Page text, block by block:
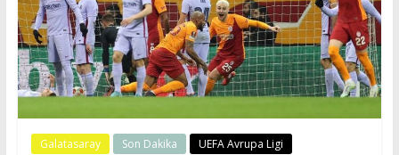
Galatasaray Son Dakika UEFA Avrupa Ligi